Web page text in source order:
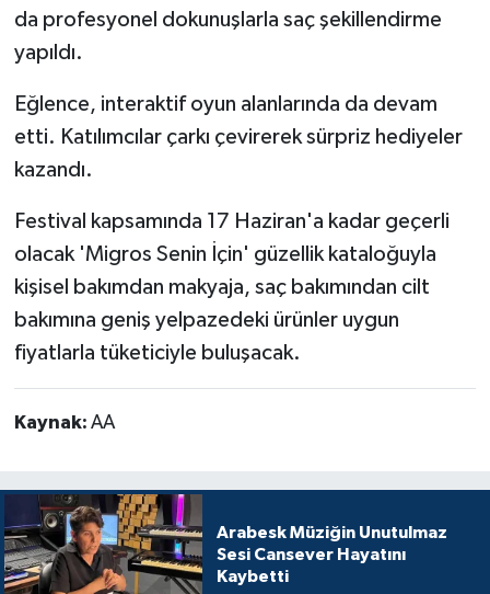
da profesyonel dokunuşlarla saç şekillendirme
yapıldı.
Eğlence, interaktif oyun alanlarında da devam
etti. Katılımcılar çarkı çevirerek sürpriz hediyeler
kazandı.
Festival kapsamında 17 Haziran'a kadar geçerli
olacak 'Migros Senin İçin' güzellik kataloğuyla
kişisel bakımdan makyaja, saç bakımından cilt
bakımına geniş yelpazedeki ürünler uygun
fiyatlarla tüketiciyle buluşacak.
Kaynak: AA
Arabesk Müziğin Unutulmaz
Sesi Cansever Hayatını
Kaybetti